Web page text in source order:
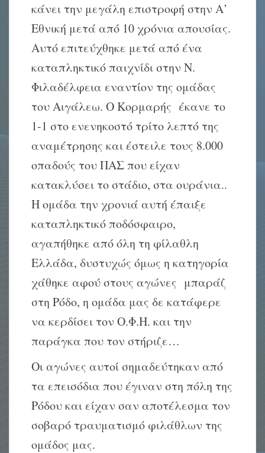
κάνει την μεγάλη επιστροφή στην Α’
Εθνική μετά από 10 χρόνια απουσίας.
Αυτό επιτεύχθηκε μετά από ένα
καταπληκτικό παιχνίδι στην Ν.
Φιλαδέλφεια εναντίον της ομάδας
του Αιγάλεω. Ο Κορμαρής έκανε το
1-1 στο ενενηκοστό τρίτο λεπτό της
αναμέτρησης και έστειλε τους 8.000
οπαδούς του ΠΑΣ που είχαν
κατακλύσει το στάδιο, στα ουράνια..
Η ομάδα την χρονιά αυτή έπαιξε
καταπληκτικό ποδόσφαιρο,
αγαπήθηκε από όλη τη φίλαθλη
Ελλάδα, δυστυχώς όμως η κατηγορία
χάθηκε αφού στους αγώνες μπαράζ
στη Ρόδο, η ομάδα μας δε κατάφερε
να κερδίσει τον Ο.Φ.Η. και την
παράγκα που τον στήριζε…
Οι αγώνες αυτοί σημαδεύτηκαν από
τα επεισόδια που έγιναν στη πόλη της
Ρόδου και είχαν σαν αποτέλεσμα τον
σοβαρό τραυματισμό φιλάθλων της
ομάδος μας.